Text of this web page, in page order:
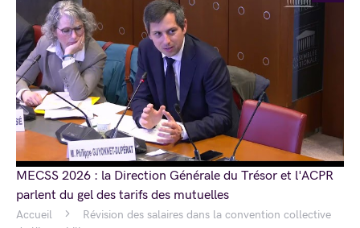
Accueil
Révision des salaires dans la convention collective
MECSS 2026 : la Direction Générale du Trésor et l'ACPR
parlent du gel des tarifs des mutuelles